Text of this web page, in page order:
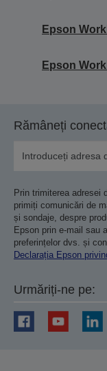
Epson
Epson
Rămâneți
Prin trimiterea adresei
primiți comunicări de
și sondaje, despre
Epson prin e-mail sau
preferințelor dvs. și
Declarația Epson
Urmăriți-ne pe: